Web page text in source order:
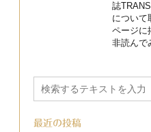
誌
について
ページに
非読んで
最近の投稿